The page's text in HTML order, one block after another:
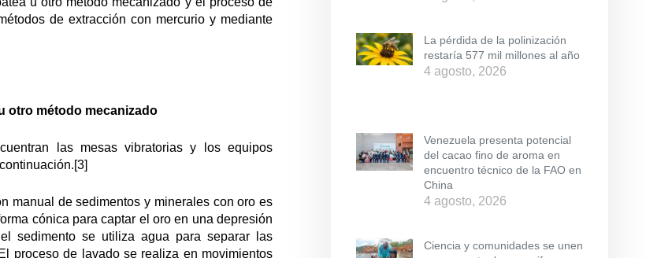
de extracción con mercurio y mediante
otro método mecanizado
las mesas vibratorias y los equipos
manual de sedimentos y minerales con oro es
cónica para captar el oro en una depresión
sedimento se utiliza agua para separar las
proceso de lavado se realiza en movimientos
La pérdida de la polinización
restaría 577 mil millones al año
4 agosto, 2026
Venezuela presenta potencial
del cacao fino de aroma en
encuentro técnico de la FAO en
China
4 agosto, 2026
Ciencia y comunidades se unen